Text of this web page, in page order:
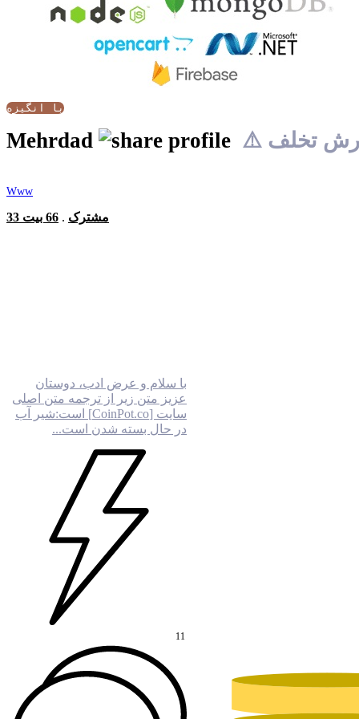
با انگیزه
Mehrdad تخلف
Www
33 مشترک . 66 بیت
با سلام و عرض ادب، دوستان
عزیز متن زیر از ترجمه متن اصلی
سایت [CoinPot.co] است:شیر آب
در حال بسته شدن است...
11